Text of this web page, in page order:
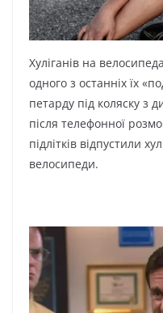
Хуліганів на
одного з останніх їх
петарду під коляску з
після телефонної
підлітків відпустили
велосипеди.